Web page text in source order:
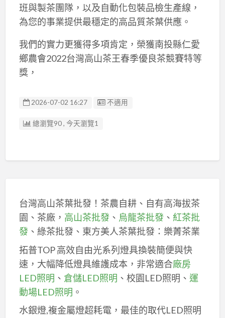
班與製茶團隊，以及自動化包裝品檢生產線，
為您的事業提供最穩定的高品質茶葉供應。
我們的實力更獲得多項肯定，榮獲南投縣仁愛
鄉農會2022台灣高山茶王春季優良茶競賽特等
獎，
2026-07-02 16:27 廣告编號
不適用
總瀏覽90 , 今天瀏覽1
台灣高山茶葉批發！茶農自耕、自有高海拔茶
園、茶廠， 高山茶批發、 烏龍茶批發、 紅茶批
發、綠茶批發、東方美人茶葉批發：樂菁茶業
拓普TOP 高效自由光系列燈具換裝簡便與快
速，大幅降低燈具維護成本，非常適合廠房
LED照明 、 倉儲LED照明 、校園LED照明、 運
動場LED照明 。
水銀燈,複金屬燈超耗電，最佳的取代LED照明